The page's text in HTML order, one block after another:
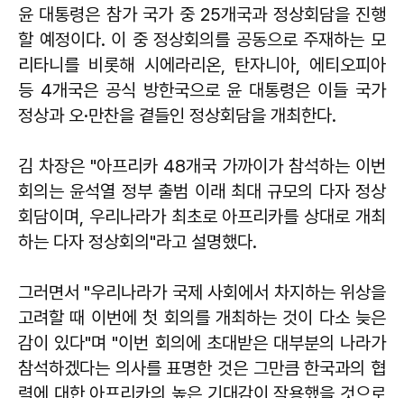
윤 대통령은 참가 국가 중 25개국과 정상회담을 진행
할 예정이다. 이 중 정상회의를 공동으로 주재하는 모
리타니를 비롯해 시에라리온, 탄자니아, 에티오피아
등 4개국은 공식 방한국으로 윤 대통령은 이들 국가
정상과 오·만찬을 곁들인 정상회담을 개최한다.
김 차장은 "아프리카 48개국 가까이가 참석하는 이번
회의는 윤석열 정부 출범 이래 최대 규모의 다자 정상
회담이며, 우리나라가 최초로 아프리카를 상대로 개최
하는 다자 정상회의"라고 설명했다.
그러면서 "우리나라가 국제 사회에서 차지하는 위상을
고려할 때 이번에 첫 회의를 개최하는 것이 다소 늦은
감이 있다"며 "이번 회의에 초대받은 대부분의 나라가
참석하겠다는 의사를 표명한 것은 그만큼 한국과의 협
력에 대한 아프리카의 높은 기대감이 작용했을 것으로